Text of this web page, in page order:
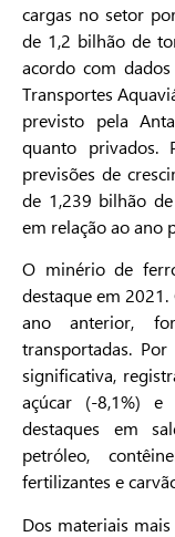
cargas no setor
de 1,2 bilhão de
acordo com
Transportes
previsto pela
quanto privados.
previsões de
de 1,239 bilhão
em relação ao ano
O minério de
destaque em
ano anterior,
transportadas.
significativa,
açúcar (-8,1%)
destaques em
petróleo,
fertilizantes e
Dos materiais